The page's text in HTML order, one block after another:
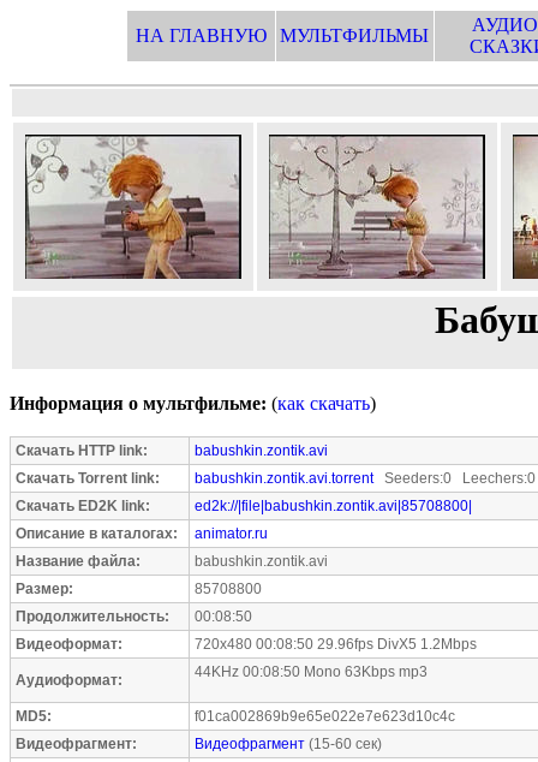
НА ГЛАВНУЮ МУЛЬТФИЛЬМЫ
Информация о мультфильме: (как скачать)
Скачать HTTP link:
babushkin.zontik.avi
Скачать Torrent link:
babushkin.zontik.avi.torrentSeeders:0 Leechers:0
Скачать ED2K link:
ed2k://|file|babushkin.zontik.avi|85708800|
Описание в каталогах:
animator.ru
Название файла:
babushkin.zontik.avi
Размер:
85708800
Продолжительность:
00:08:50
Видеоформат:
720x480 00:08:50 29.96fps DivX5 1.2Mbps
Аудиоформат: 44KHz 00:08:50 Mono 63Kbps mp3
MD5:
f01ca002869b9e65e022e7e623d10c4c
Видеофрагмент:
Видеофрагмент (15-60 сек)